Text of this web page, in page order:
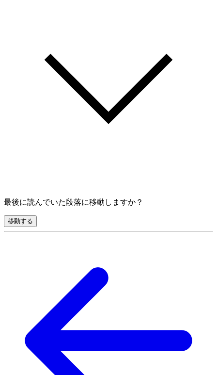
最後に読んでいた段落に移動しますか？
移動する